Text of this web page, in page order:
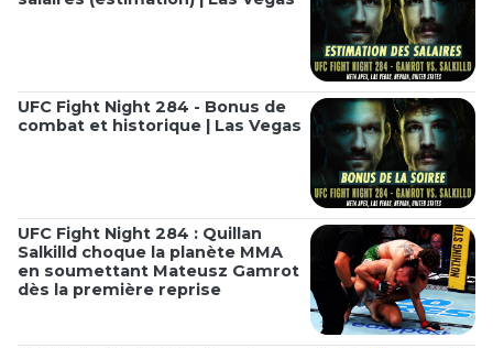
UFC Fight Night 284 - Bonus de
combat et historique | Las Vegas
UFC Fight Night 284 : Quillan
Salkilld choque la planète MMA
en soumettant Mateusz Gamrot
dès la première reprise